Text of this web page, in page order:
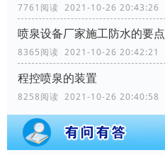
7761阅读 2021-10-26 20:43:26
喷泉设备厂家施工防水的要点
8365阅读 2021-10-26 20:42:21
程控喷泉的装置
8258阅读 2021-10-26 20:40:58